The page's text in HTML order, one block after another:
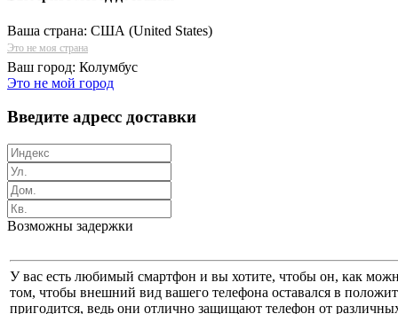
Ваша страна: США (United States)
Это не моя страна
Ваш город: Колумбус
Это не мой город
Введите адресс доставки
Возможны задержки
У вас есть любимый смартфон и вы хотите, чтобы он, как
том, чтобы внешний вид вашего телефона оставался в
пригодится, ведь они отлично защищают телефон от